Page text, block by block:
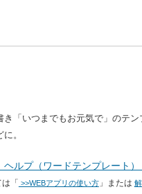
「いつまでもお元気で」のテン
。
ルプ（ワードテンプレート）
「 >>WEBアプリの使い方」または